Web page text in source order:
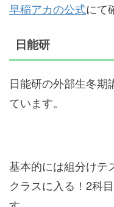
早稲アカの公式にて
日能研
日能研の外部生冬期
ています。
基本的には組分けテ
クラスに入る！2科